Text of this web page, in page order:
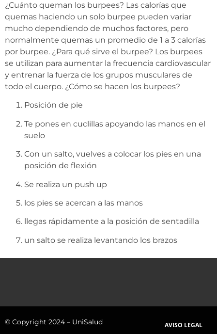
¿Cuánto queman los burpees? Las calorías que
quemas haciendo un solo burpee pueden variar
mucho dependiendo de muchos factores, pero
normalmente quemas un promedio de 1 a 3 calorías
por burpee. ¿Para qué sirve el burpee? Los burpees
se utilizan para aumentar la frecuencia cardiovascular
y entrenar la fuerza de los grupos musculares de
todo el cuerpo. ¿Cómo se hacen los burpees?
Posición de pie
Te pones en cuclillas apoyando las manos en el
suelo
Con un salto, vuelves a colocar los pies en una
posición de flexión
Se realiza un push up
los pies se acercan a las manos
llegas rápidamente a la posición de sentadilla
un salto se realiza levantando los brazos
© Copyright 2024 – UniSalud AVISO LEGAL